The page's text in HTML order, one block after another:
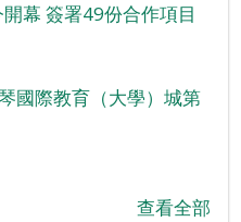
幕 簽署49份合作項目
國際教育（大學）城第
查看全部